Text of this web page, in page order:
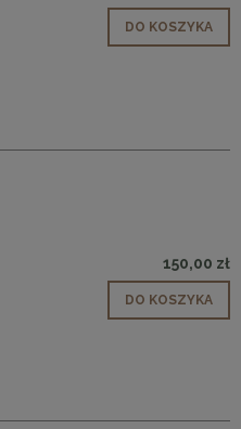
DO KOSZYKA
150,00 zł
DO KOSZYKA